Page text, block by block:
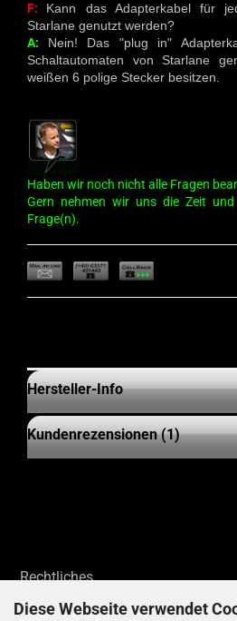
Diese Webseite verwendet
F:
Kann das Adapterkabel für
Starlane genutzt werden?
A:
Nein! Das "plug in"
Schaltautomaten von Starlane
weißen 6 polige Stecker besitzen.
Haben wir noch nicht alle Fragen
Gern nehmen wir uns die Zeit
Frage(n).
Hersteller-Info
Kundenrezensionen (1)
Rechtliches